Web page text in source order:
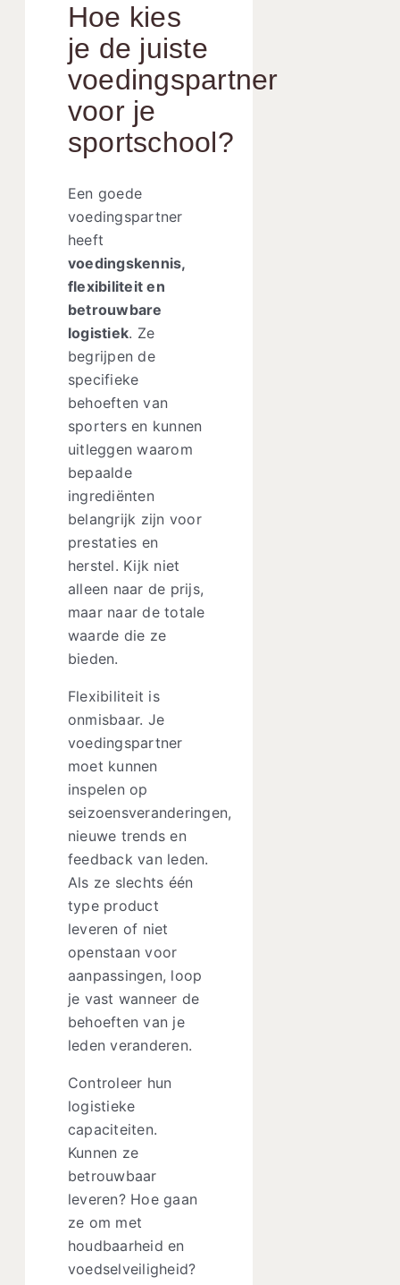
Hoe kies
je de juiste
voedingspartner
voor je
sportschool?
Een goede
voedingspartner
heeft
voedingskennis,
flexibiliteit en
betrouwbare
logistiek. Ze
begrijpen de
specifieke
behoeften van
sporters en kunnen
uitleggen waarom
bepaalde
ingrediënten
belangrijk zijn voor
prestaties en
herstel. Kijk niet
alleen naar de prijs,
maar naar de totale
waarde die ze
bieden.
Flexibiliteit is
onmisbaar. Je
voedingspartner
moet kunnen
inspelen op
seizoensveranderingen,
nieuwe trends en
feedback van leden.
Als ze slechts één
type product
leveren of niet
openstaan voor
aanpassingen, loop
je vast wanneer de
behoeften van je
leden veranderen.
Controleer hun
logistieke
capaciteiten.
Kunnen ze
betrouwbaar
leveren? Hoe gaan
ze om met
houdbaarheid en
voedselveiligheid?